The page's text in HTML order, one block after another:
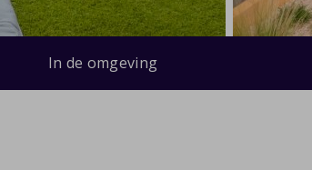
In de omgeving